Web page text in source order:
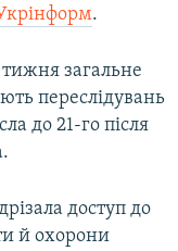
.
загальне
переслідувань
до 21-го після
доступ до
й охорони